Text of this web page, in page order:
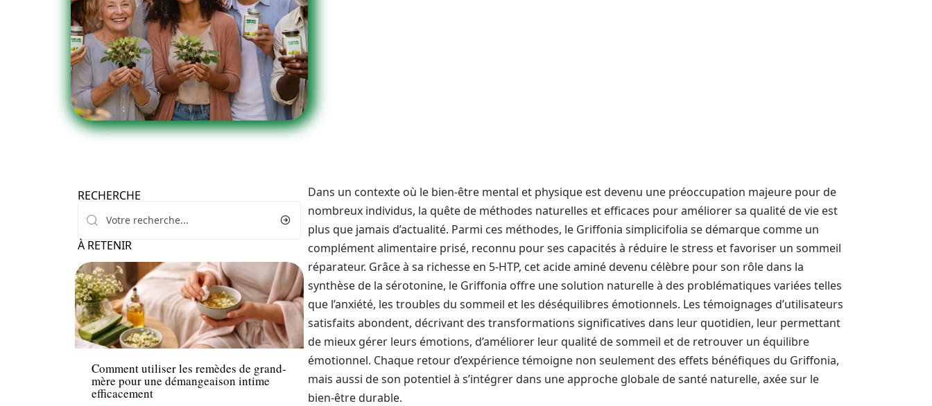
RECHERCHE
À RETENIR
Bien-être
Comment utiliser les remèdes de grand-
mère pour une démangeaison intime
efficacement
Dans un contexte où le bien-être mental et physique est devenu une préoccupation majeure pour de
nombreux individus, la quête de méthodes naturelles et efficaces pour améliorer sa qualité de vie est
plus que jamais d’actualité. Parmi ces méthodes, le Griffonia simplicifolia se démarque comme un
complément alimentaire prisé, reconnu pour ses capacités à réduire le stress et favoriser un sommeil
réparateur. Grâce à sa richesse en 5-HTP, cet acide aminé devenu célèbre pour son rôle dans la
synthèse de la sérotonine, le Griffonia offre une solution naturelle à des problématiques variées telles
que l’anxiété, les troubles du sommeil et les déséquilibres émotionnels. Les témoignages d’utilisateurs
satisfaits abondent, décrivant des transformations significatives dans leur quotidien, leur permettant
de mieux gérer leurs émotions, d’améliorer leur qualité de sommeil et de retrouver un équilibre
émotionnel. Chaque retour d’expérience témoigne non seulement des effets bénéfiques du Griffonia,
mais aussi de son potentiel à s’intégrer dans une approche globale de santé naturelle, axée sur le
bien-être durable.